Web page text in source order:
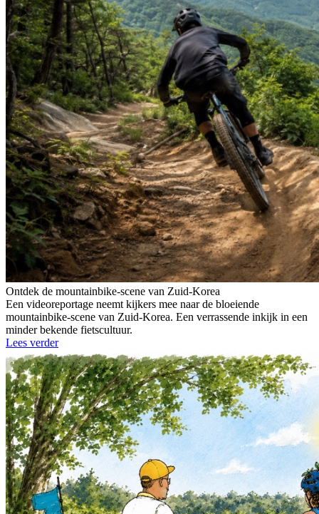
Ontdek de mountainbike-scene van Zuid-Korea
Een videoreportage neemt kijkers mee naar de bloeiende
mountainbike-scene van Zuid-Korea. Een verrassende inkijk in een
minder bekende fietscultuur.
Lees verder